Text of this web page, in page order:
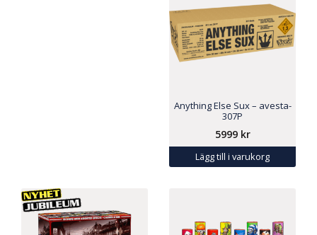
Anything Else Sux – avesta-
307P
5999 kr
Lägg till i varukorg